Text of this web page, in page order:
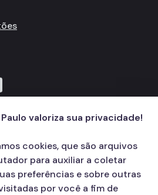
Instagram
do Facebook
valoriza sua privacidade!
cookies, que são arquivos
para auxiliar a coletar
preferências e sobre outras
por você a fim de